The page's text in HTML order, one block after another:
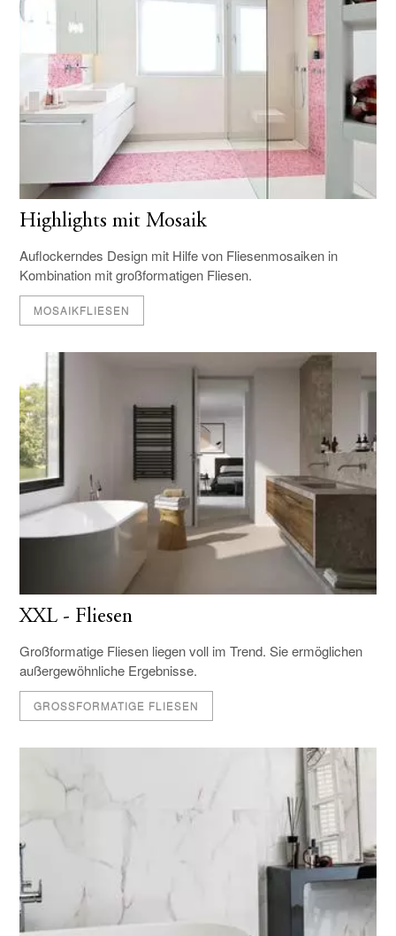
Highlights mit Mosaik
Auflockerndes Design mit Hilfe von Fliesenmosaiken in
Kombination mit großformatigen Fliesen.
MOSAIKFLIESEN
XXL - Fliesen
Großformatige Fliesen liegen voll im Trend. Sie ermöglichen
außergewöhnliche Ergebnisse.
GROSSFORMATIGE FLIESEN